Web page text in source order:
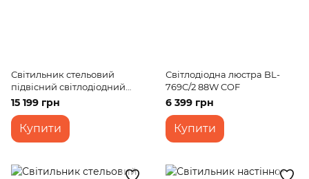
Світильник стельовий
підвісний світлодіодний
BR-925S/3 LED 89W BK
15 199 грн
Купити
Світлодіодна люстра BL-
769C/2 88W COF
6 399 грн
Купити